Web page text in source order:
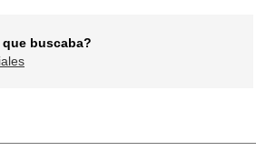
buscaba?